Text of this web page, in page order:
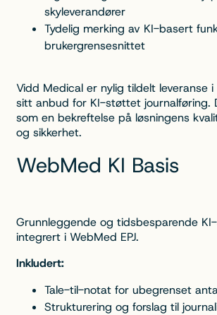
skyleverandører
Tydelig merking av KI-basert
brukergrensesnittet
Vidd Medical er nylig tildelt leveranse
sitt anbud for KI-støttet journalføring.
som en bekreftelse på løsningens
og sikkerhet.
WebMed KI Basis
Grunnleggende og tidsbesparende
integrert i WebMed EPJ.
Inkludert:
Tale-til-notat for ubegrenset
Strukturering og forslag til